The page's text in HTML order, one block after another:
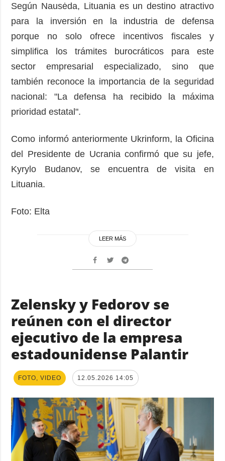
Según Nausėda, Lituania es un destino atractivo
para la inversión en la industria de defensa
porque no solo ofrece incentivos fiscales y
simplifica los trámites burocráticos para este
sector empresarial especializado, sino que
también reconoce la importancia de la seguridad
nacional: "La defensa ha recibido la máxima
prioridad estatal".
Como informó anteriormente Ukrinform, la Oficina
del Presidente de Ucrania confirmó que su jefe,
Kyrylo Budanov, se encuentra de visita en
Lituania.
Foto: Elta
LEER MÁS
Zelensky y Fedorov se
reúnen con el director
ejecutivo de la empresa
estadounidense Palantir
FOTO, VIDEO 12.05.2026 14:05